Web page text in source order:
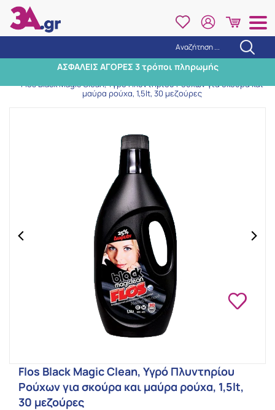
Αναζήτηση ...
ΑΣΦΑΛΕΙΣ ΑΓΟΡΕΣ 3 τρόποι πληρωμής
Αναζήτηση
Εταιρίες
/
Flos Black Magic Clean, Υγρό Πλυντηρίου Ρούχων για σκούρα και
μαύρα ρούχα, 1,5lt, 30 μεζούρες
Flos Black Magic Clean, Υγρό Πλυντηρίου
Ρούχων για σκούρα και μαύρα ρούχα, 1,5lt,
30 μεζούρες